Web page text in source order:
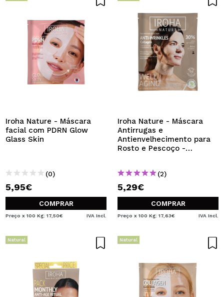
Iroha Nature - Máscara
facial com PDRN Glow
Glass Skin
(0)
5,95€
COMPRAR
Preço x 100 Kg: 17,50€ IVA Incl.
Iroha Nature - Máscara
Antirrugas e
Antienvelhecimento para
Rosto e Pescoço -
(2)
5,29€
COMPRAR
Preço x 100 Kg: 17,63€ IVA Incl.
Natural Natural